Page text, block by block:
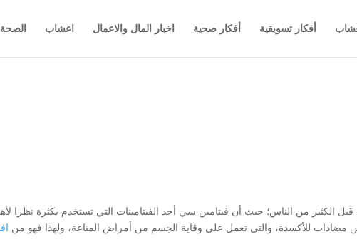
أفكار تسويقية أفكار صحية اخبار المال والاعمال اعشاب الصحة
قبل الكثير من الناس؛ حيث أن فيتامين سي أحد الفيتامينات التي تستخدم بكثرة نظرا
مضادات للأكسدة، والتي تعمل على وقاية الجسم من أمراض المناعة، ولهذا فهو من